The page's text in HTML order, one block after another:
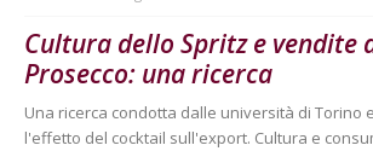
Cultura dello Spritz e vendite
Prosecco: una ricerca
Una ricerca condotta dalle università di Torino
l'effetto del cocktail sull'export. Cultura e